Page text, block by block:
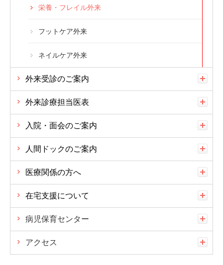
栄養・フレイル外来
フットケア外来
ネイルケア外来
外来受診のご案内
外来診療担当医表
入院・面会のご案内
人間ドックのご案内
医療関係の方へ
在宅支援について
病児保育センター
アクセス